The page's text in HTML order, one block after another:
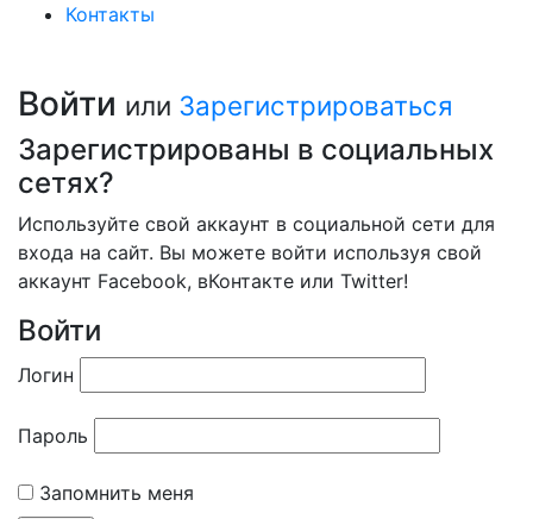
Контакты
Войти или Зарегистрироваться
Зарегистрированы в социальных
сетях?
Используйте свой аккаунт в социальной сети для
входа на сайт. Вы можете войти используя свой
аккаунт Facebook, вКонтакте или Twitter!
Войти
Логин
Пароль
Запомнить меня